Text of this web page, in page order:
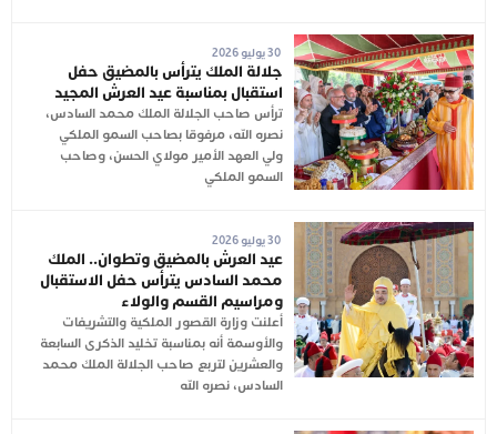
30 يوليو 2026
جلالة الملك يترأس بالمضيق حفل
استقبال بمناسبة عيد العرش المجيد
ترأس صاحب الجلالة الملك محمد السادس،
نصره الله، مرفوقا بصاحب السمو الملكي
ولي العهد الأمير مولاي الحسن، وصاحب
السمو الملكي
30 يوليو 2026
عيد العرش بالمضيق وتطوان.. الملك
محمد السادس يترأس حفل الاستقبال
ومراسيم القسم والولاء
أعلنت وزارة القصور الملكية والتشريفات
والأوسمة أنه بمناسبة تخليد الذكرى السابعة
والعشرين لتربع صاحب الجلالة الملك محمد
السادس، نصره الله